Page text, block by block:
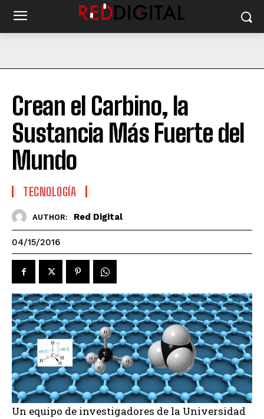
Crean el Carbino, la
Sustancia Más Fuerte del
Mundo
TECNOLOGÍA
AUTHOR: Red Digital
04/15/2016
Un equipo de investigadores de la Universidad